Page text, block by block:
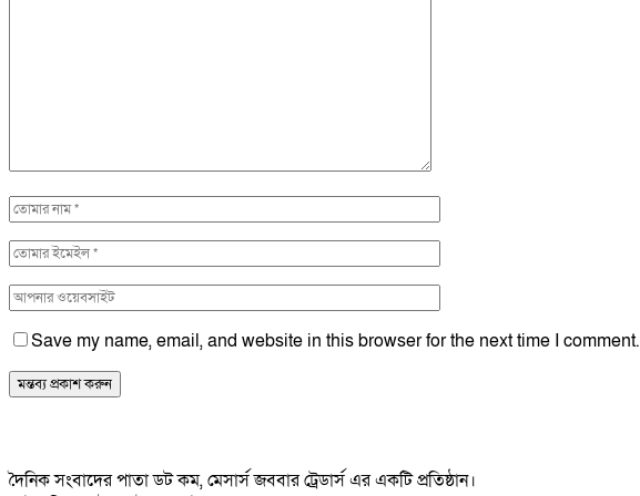
Save my name, email, and website in this browser for the next time I comment.
দৈনিক সংবাদের পাতা ডট কম, মেসার্স জববার ট্রেডার্স এর একটি প্রতিষ্ঠান।